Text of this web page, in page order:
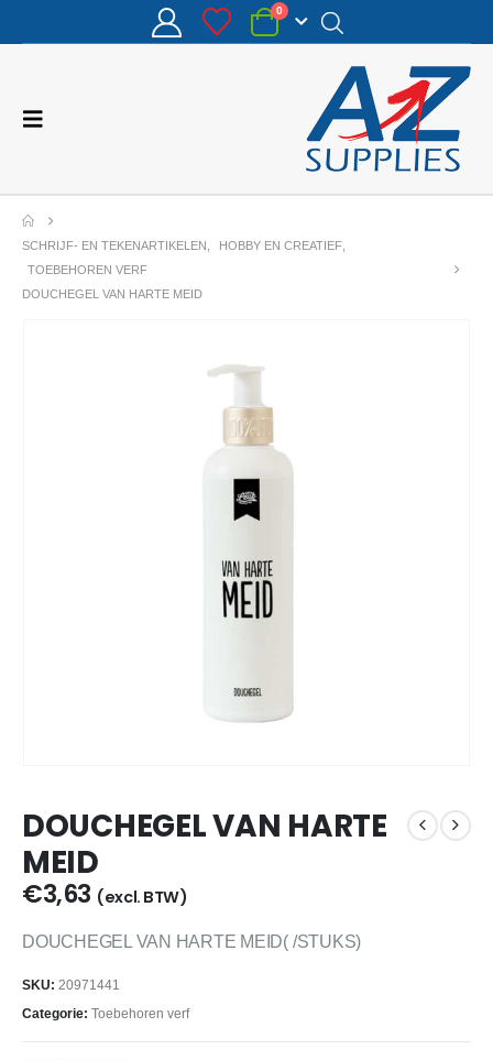
0
SCHRIJF- EN TEKENARTIKELEN HOBBY EN CREATIEF
TOEBEHOREN VERF
DOUCHEGEL VAN HARTE MEID
DOUCHEGEL VAN HARTE
MEID
€3,63 (excl. BTW)
DOUCHEGEL VAN HARTE MEID( /STUKS)
SKU: 20971441
Categorie: Toebehoren verf